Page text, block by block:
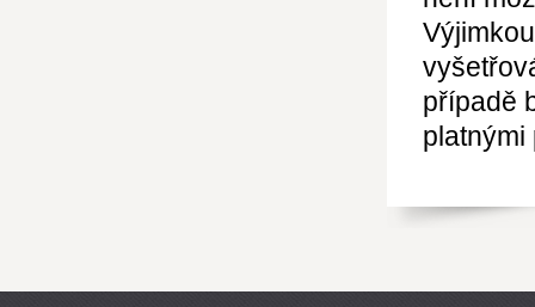
případě
platnými